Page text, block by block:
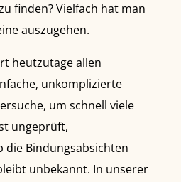
finden? Vielfach hat man
auszugehen.
heutzutage allen
unkomplizierte
um schnell viele
ungeprüft,
die Bindungsabsichten
unbekannt. In unserer